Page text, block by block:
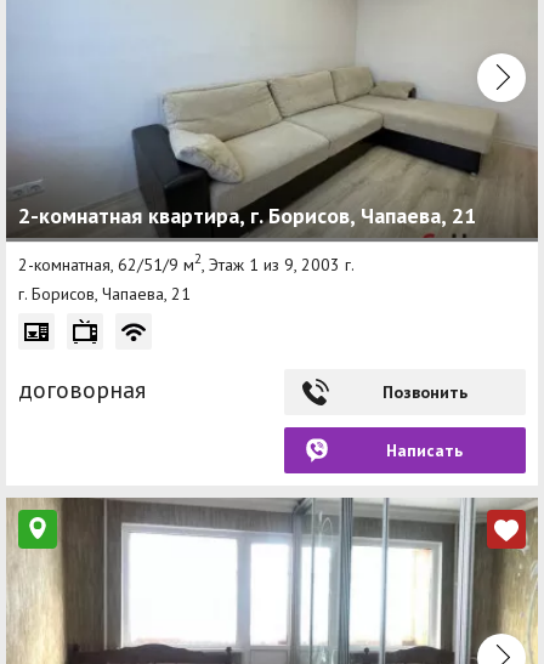
2-комнатная квартира, г. Борисов, Чапаева, 21
2-комнатная, 62/51/9 м2, Этаж 1 из 9, 2003 г.
г. Борисов, Чапаева, 21
договорная Позвонить
Написать